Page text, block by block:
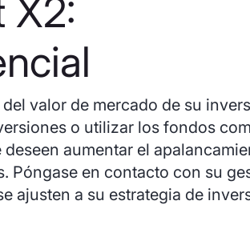
X2:
valor de mercado de su
o utilizar los fondos
aumentar el
Póngase en contacto con su
ajusten a su estrategia de